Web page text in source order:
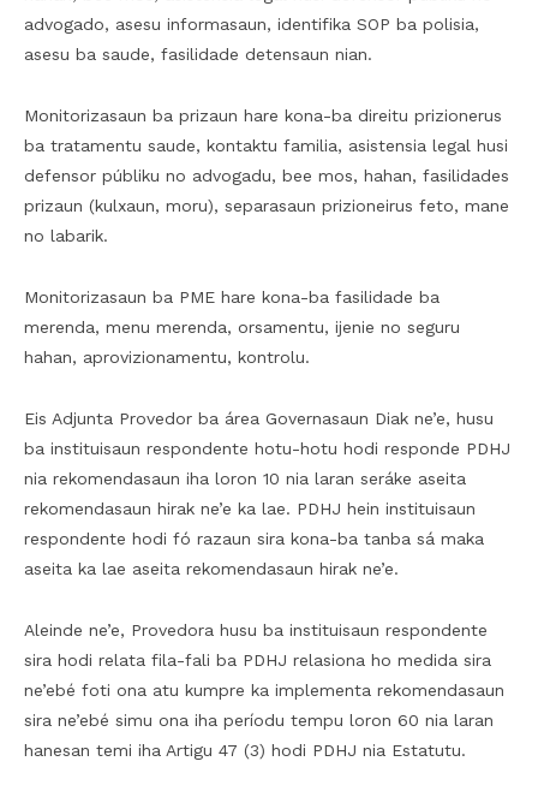
advogado, asesu informasaun, identifika SOP ba polisia,
asesu ba saude, fasilidade detensaun nian.
Monitorizasaun ba prizaun hare kona-ba direitu prizionerus
ba tratamentu saude, kontaktu familia, asistensia legal husi
defensor públiku no advogadu, bee mos, hahan, fasilidades
prizaun (kulxaun, moru), separasaun prizioneirus feto, mane
no labarik.
Monitorizasaun ba PME hare kona-ba fasilidade ba
merenda, menu merenda, orsamentu, ijenie no seguru
hahan, aprovizionamentu, kontrolu.
Eis Adjunta Provedor ba área Governasaun Diak ne’e, husu
ba instituisaun respondente hotu-hotu hodi responde PDHJ
nia rekomendasaun iha loron 10 nia laran seráke aseita
rekomendasaun hirak ne’e ka lae. PDHJ hein instituisaun
respondente hodi fó razaun sira kona-ba tanba sá maka
aseita ka lae aseita rekomendasaun hirak ne’e.
Aleinde ne’e, Provedora husu ba instituisaun respondente
sira hodi relata fila-fali ba PDHJ relasiona ho medida sira
ne’ebé foti ona atu kumpre ka implementa rekomendasaun
sira ne’ebé simu ona iha períodu tempu loron 60 nia laran
hanesan temi iha Artigu 47 (3) hodi PDHJ nia Estatutu.